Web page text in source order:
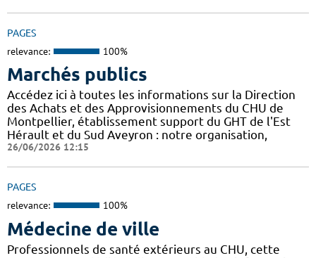
PAGES
relevance: 100%
Marchés publics
Accédez ici à toutes les informations sur la Direction
des Achats et des Approvisionnements du CHU de
Montpellier, établissement support du GHT de l'Est
Hérault et du Sud Aveyron : notre organisation,
26/06/2026 12:15
PAGES
relevance: 100%
Médecine de ville
Professionnels de santé extérieurs au CHU, cette